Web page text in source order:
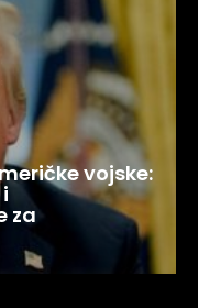
vojske:
za